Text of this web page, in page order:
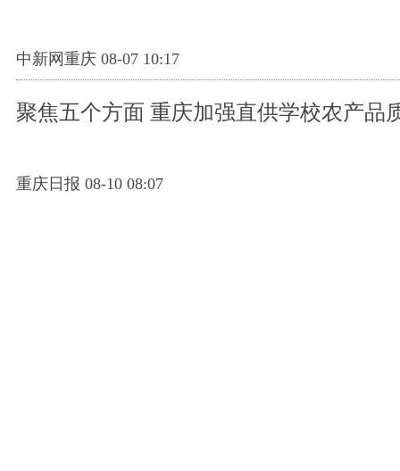
中新网重庆 08-07 10:17
聚焦五个方面 重庆加强直供学校农产品
重庆日报 08-10 08:07